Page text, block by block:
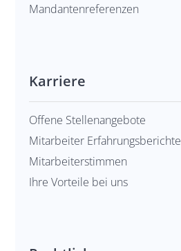
Mandanten­refe­renzen
Karriere
Offene Stellenangebote
Mitarbeiter Erfahrungsberichte
Mitarbeiterstimmen
Ihre Vorteile bei uns